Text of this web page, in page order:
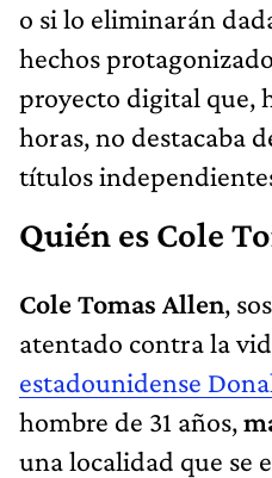
o si lo eliminarán
hechos
proyecto digital que,
horas, no destacaba
títulos
Quién es Cole
Cole Tomas Allen,
atentado contra la
estadounidense
hombre de 31 años,
una localidad que se